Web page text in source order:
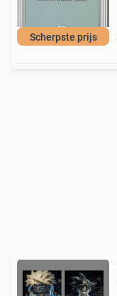
Scherpste prijs